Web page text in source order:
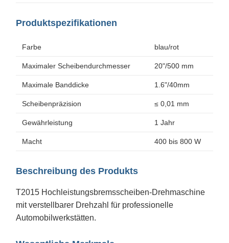
Produktspezifikationen
Farbe blau/rot
Maximaler Scheibendurchmesser 20"/500 mm
Maximale Banddicke 1.6"/40mm
Scheibenpräzision ≤ 0,01 mm
Gewährleistung 1 Jahr
Macht 400 bis 800 W
Beschreibung des Produkts
T2015 Hochleistungsbremsscheiben-Drehmaschine
mit verstellbarer Drehzahl für professionelle
Automobilwerkstätten.